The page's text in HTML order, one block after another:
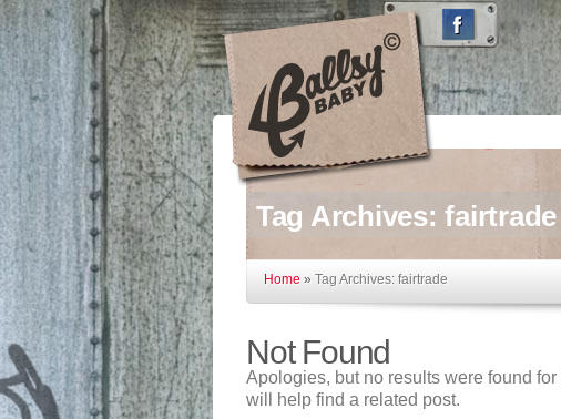
Tag Archives:fairtrade
Home » Tag Archives: fairtrade
Not Found
Apologies, but no results were found
will help find a related post.